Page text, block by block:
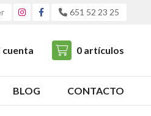
651 52 23 25
cuenta 0 artículos
BLOG CONTACTO